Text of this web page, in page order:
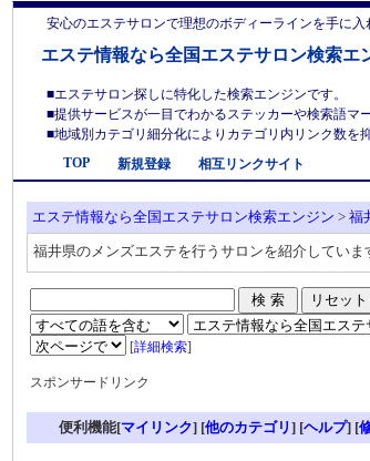
安心のエステサロンで理想のボディーラインを手に入
エステ情報なら全国エステサロン検索エ
■エステサロン探しに特化した検索エンジンです。
■提供サービスが一目でわかるステッカーや検索語マ
■地域別カテゴリ細分化によりカテゴリ内リンク数を
TOP
新規登録 相互リンクサイト
エステ情報なら全国エステサロン検索エンジン > 福
福井県のメンズエステを行うサロンを紹介していま
[詳細検索]
スポンサードリンク
便利機能[マイリンク] [他のカテゴリ] [ヘルプ] [